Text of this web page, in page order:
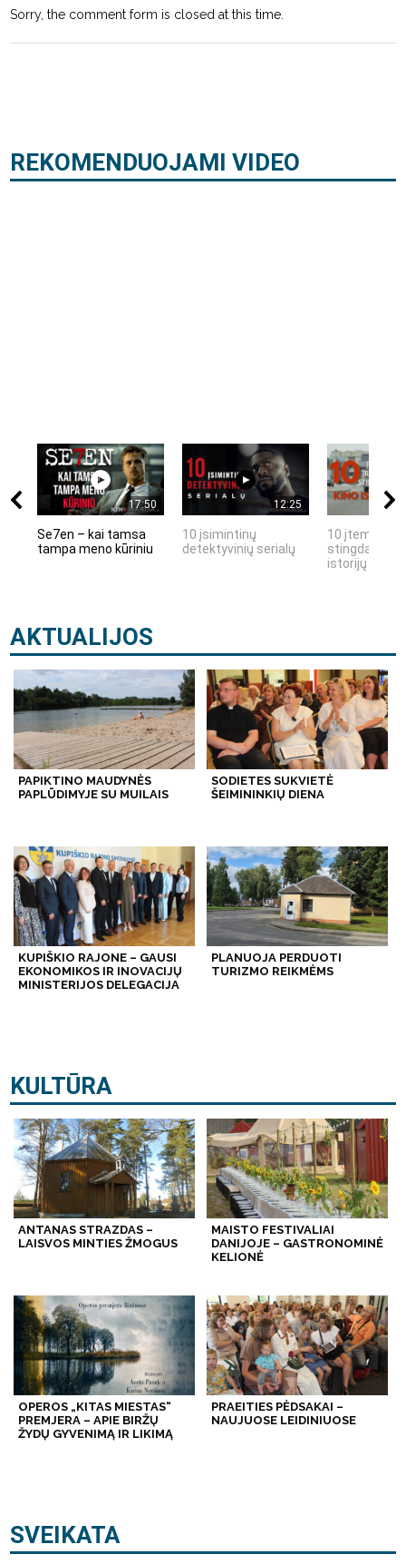
Sorry, the comment form is closed at this time.
REKOMENDUOJAMI VIDEO
17:50
Se7en – kai tamsa
tampa meno kūriniu
12:25
10 įsimintinų
detektyvinių serialų
10 įtemptų,
stingdančių
istorijų
AKTUALIJOS
PAPIKTINO MAUDYNĖS
PAPLŪDIMYJE SU MUILAIS
SODIETES SUKVIETĖ
ŠEIMININKIŲ DIENA
KUPIŠKIO RAJONE – GAUSI
EKONOMIKOS IR INOVACIJŲ
MINISTERIJOS DELEGACIJA
PLANUOJA PERDUOTI
TURIZMO REIKMĖMS
KULTŪRA
ANTANAS STRAZDAS –
LAISVOS MINTIES ŽMOGUS
MAISTO FESTIVALIAI
DANIJOJE – GASTRONOMINĖ
KELIONĖ
OPEROS „KITAS MIESTAS“
PREMJERA – APIE BIRŽŲ
ŽYDŲ GYVENIMĄ IR LIKIMĄ
PRAEITIES PĖDSAKAI –
NAUJUOSE LEIDINIUOSE
SVEIKATA